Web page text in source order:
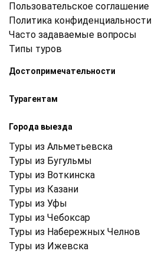
Пользовательское соглашение
Политика конфиденциальности
Часто задаваемые вопросы
Типы туров
Достопримечательности
Турагентам
Города выезда
Туры из Альметьевска
Туры из Бугульмы
Туры из Воткинска
Туры из Казани
Туры из Уфы
Туры из Чебоксар
Туры из Набережных Челнов
Туры из Ижевска